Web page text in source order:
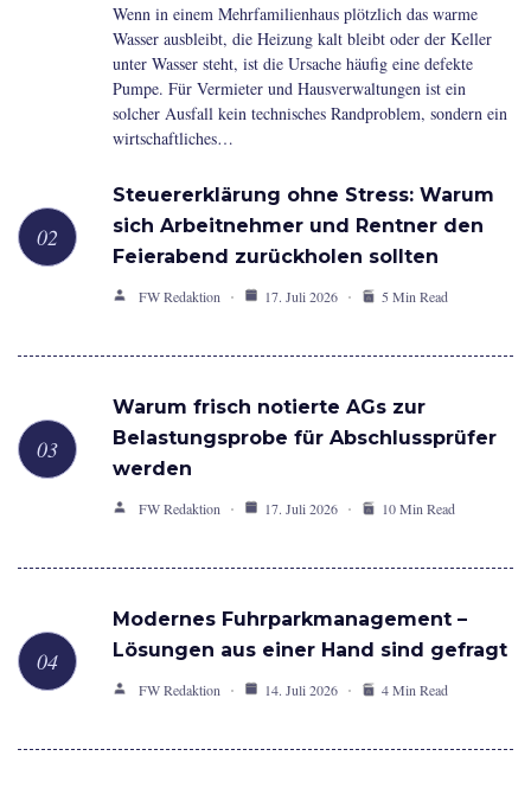
Wenn in einem Mehrfamilienhaus plötzlich das warme
Wasser ausbleibt, die Heizung kalt bleibt oder der Keller
unter Wasser steht, ist die Ursache häufig eine defekte
Pumpe. Für Vermieter und Hausverwaltungen ist ein
solcher Ausfall kein technisches Randproblem, sondern ein
wirtschaftliches…
Steuererklärung ohne Stress: Warum
sich Arbeitnehmer und Rentner den
Feierabend zurückholen sollten
FW Redaktion 17. Juli 2026 5 Min Read
Warum frisch notierte AGs zur
Belastungsprobe für Abschlussprüfer
werden
FW Redaktion 17. Juli 2026 10 Min Read
Modernes Fuhrparkmanagement –
Lösungen aus einer Hand sind gefragt
FW Redaktion 14. Juli 2026 4 Min Read